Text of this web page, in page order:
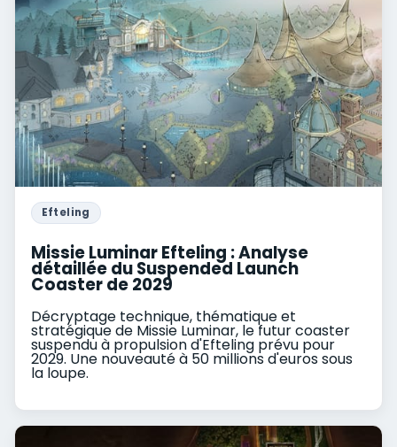
Efteling
Missie Luminar Efteling : Analyse
détaillée du Suspended Launch
Coaster de 2029
Décryptage technique, thématique et
stratégique de Missie Luminar, le futur coaster
suspendu à propulsion d'Efteling prévu pour
2029. Une nouveauté à 50 millions d'euros sous
la loupe.